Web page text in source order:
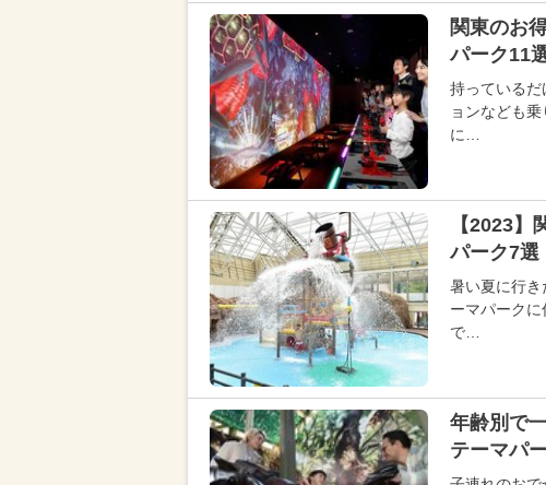
関東のお
パーク11
持っている
ョンなども
に…
【2023
パーク7
暑い夏に行
ーマパーク
で…
年齢別で
テーマパ